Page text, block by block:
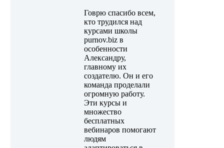
Говрю спасибо всем,
кто трудился над
курсами школы
purnov.biz в
особенности
Александру,
главному их
создателю. Он и его
команда проделали
огромную работу.
Эти курсы и
множество
бесплатных
вебинаров помогают
людям